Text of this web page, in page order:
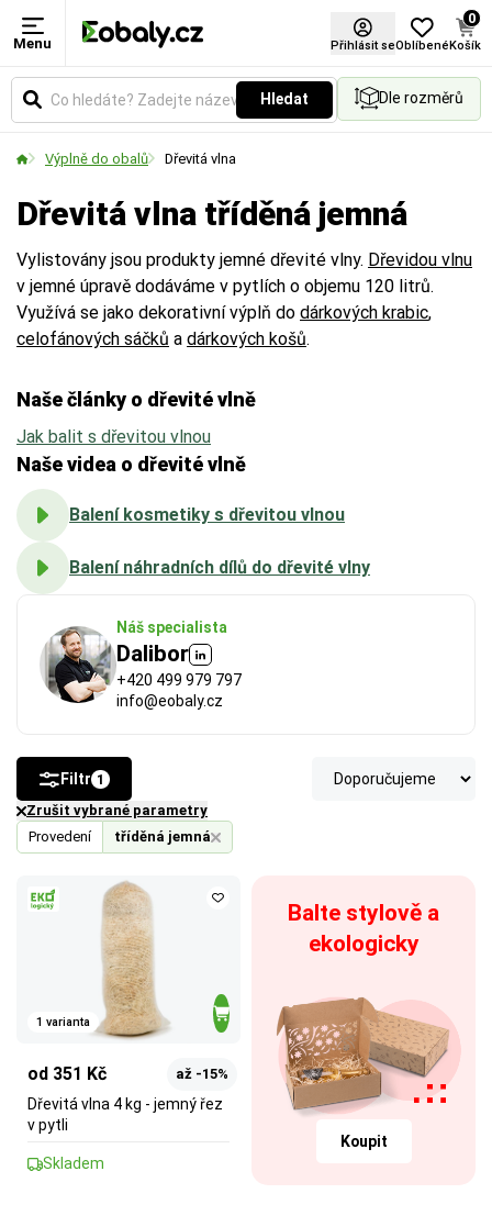
Menu Přihlásit seOblíbené
0
Košík
Hledat Dle rozměrů
Výplně do obalů Dřevitá vlna
Dřevitá vlna tříděná jemná
Vylistovány jsou produkty jemné dřevité vlny. Dřevidou vlnu
v jemné úpravě dodáváme v pytlích o objemu 120 litrů.
Využívá se jako dekorativní výplň do dárkových krabic,
celofánových sáčků a dárkových košů.
Náš specialista
Dalibor
+420 499 979 797
info@eobaly.cz
Naše články o dřevité vlně
Jak balit s dřevitou vlnou
Naše videa o dřevité vlně
Balení kosmetiky s dřevitou vlnou
Balení náhradních dílů do dřevité vlny
Provedení tříděná jemná
Zrušit vybrané parametry
Filtr 1
1 varianta
od 351 Kč až -15%
Dřevitá vlna 4 kg - jemný řez
v pytli
Skladem
Balte stylově a
ekologicky
Koupit
Provedení
Označuje specifickou úpravu, strukturu nebo
povrchovou texturu či sníženou hlučnost).